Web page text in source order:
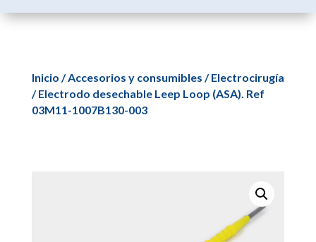
Inicio /Accesorios y consumibles /Electrocirugía
/ Electrodo desechable Leep Loop (ASA). Ref
03M11-1007B130-003